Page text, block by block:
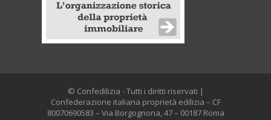
© Confedilizia - Tutti i diritti riservati |
Confederazione italiana proprietà edilizia – CF
80070690583 – Via Borgognona, 47 – 00187 Roma